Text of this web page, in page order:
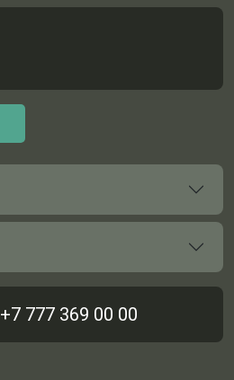
+7 777 369 00 00